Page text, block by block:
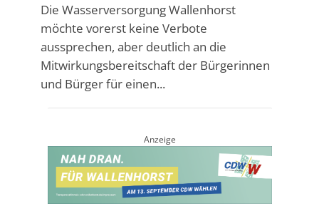
Die Wasserversorgung Wallenhorst
möchte vorerst keine Verbote
aussprechen, aber deutlich an die
Mitwirkungsbereitschaft der Bürgerinnen
und Bürger für einen...
Anzeige